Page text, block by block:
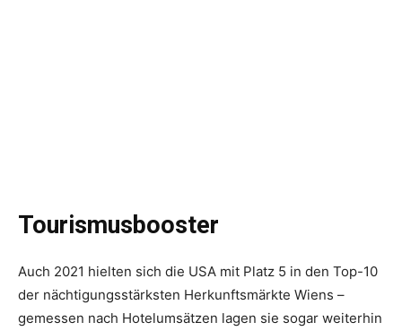
Tourismusbooster
Auch 2021 hielten sich die USA mit Platz 5 in den Top-10
der nächtigungsstärksten Herkunftsmärkte Wiens –
gemessen nach Hotelumsätzen lagen sie sogar weiterhin